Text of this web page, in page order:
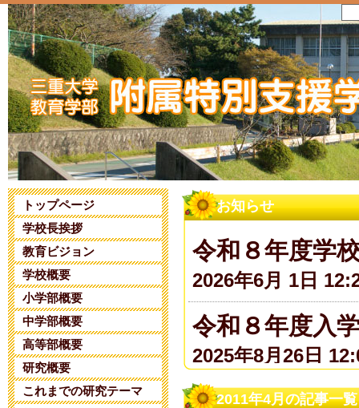
トップページ
学校長挨拶
教育ビジョン
学校概要
小学部概要
中学部概要
高等部概要
研究概要
これまでの研究テーマ
お知らせ
令和８年度学
2026年6月 1日
令和８年度入
2025年8月26日
夏期コンサル
2011年4月の記事一覧